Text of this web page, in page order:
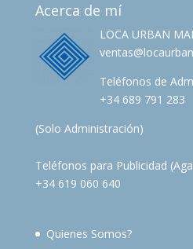
Acerca de mí
LOCA URBAN
Teléfonos de
+34 689 791 283
(Solo Administración)
Teléfonos para Publicidad
+34 619 060 640
Quienes Somos?